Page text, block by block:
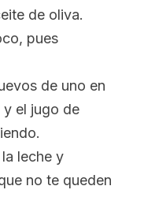
de oliva.
pues
de uno en
y el jugo de
leche y
no te queden